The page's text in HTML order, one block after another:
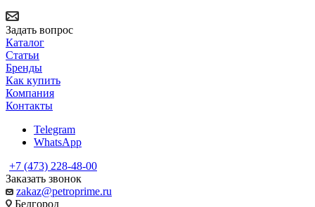
Задать вопрос
Каталог
Статьи
Бренды
Как купить
Компания
Контакты
Telegram
WhatsApp
+7 (473) 228-48-00
Заказать звонок
zakaz@petroprime.ru
Белгород